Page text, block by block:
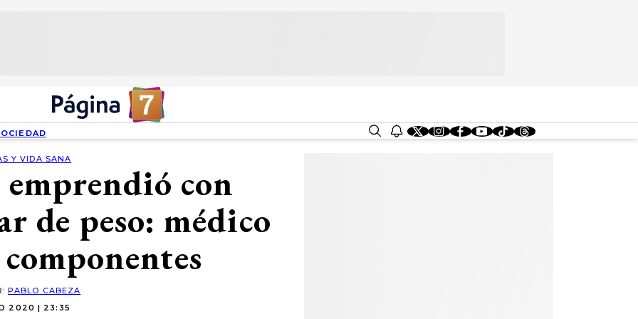
Y VIDA SANA
con
de peso: médico
PABLO CABEZA
2020 | 23:35